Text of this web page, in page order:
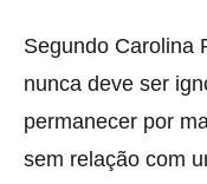
Segundo Carolina
nunca deve ser
permanecer por
sem relação com